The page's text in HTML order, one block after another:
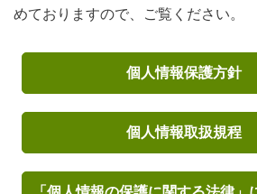
めておりますので、ご覧ください。
個人情報保護方針
個人情報取扱規程